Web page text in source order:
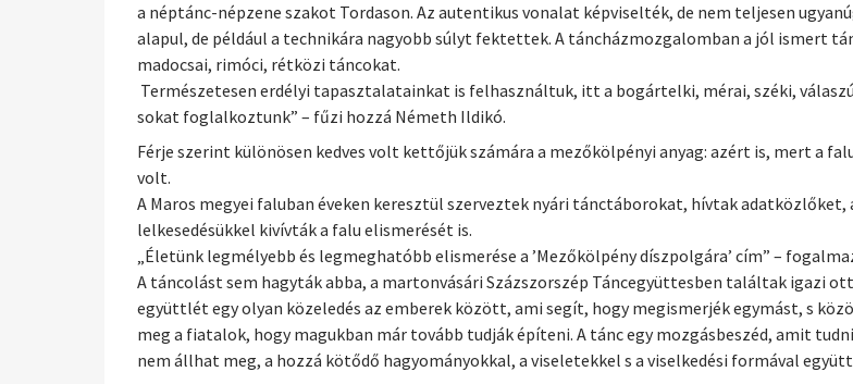
a néptánc-népzene szakot Tordason. Az autentikus vonalat képviselték, de nem teljesen
alapul, de például a technikára nagyobb súlyt fektettek. A táncházmozgalomban a jól ismert
madocsai, rimóci, rétközi táncokat.
Természetesen erdélyi tapasztalatainkat is felhasználtuk, itt a bogártelki, mérai, széki,
sokat foglalkoztunk” – fűzi hozzá Németh Ildikó.
Férje szerint különösen kedves volt kettőjük számára a mezőkölpényi anyag: azért is, mert a
volt.
A Maros megyei faluban éveken keresztül szerveztek nyári tánctáborokat, hívtak
lelkesedésükkel kivívták a falu elismerését is.
„Életünk legmélyebb és legmeghatóbb elismerése a ’Mezőkölpény díszpolgára’ cím” –
A táncolást sem hagyták abba, a martonvásári Százszorszép Táncegyüttesben találtak igazi
együttlét egy olyan közeledés az emberek között, ami segít, hogy megismerjék egymást, s
meg a fiatalok, hogy magukban már tovább tudják építeni. A tánc egy mozgásbeszéd, amit
nem állhat meg, a hozzá kötődő hagyományokkal, a viseletekkel s a viselkedési formával